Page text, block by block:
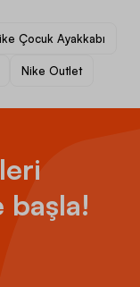
Çocuk Ayakkabı
Nike Outlet
başla!